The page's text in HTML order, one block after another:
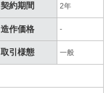
契約期間 2年
造作価格 -
取引様態 一般